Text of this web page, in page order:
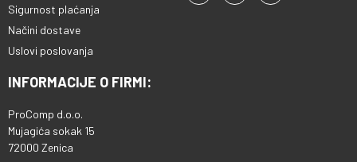
Sigurnost plaćanja
Načini dostave
Uslovi poslovanja
INFORMACIJE O FIRMI:
ProComp d.o.o.
Mujagića sokak 15
72000 Zenica